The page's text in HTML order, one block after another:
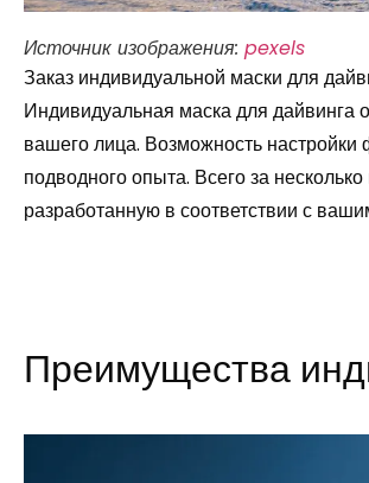
Источник изображения:pexels
Заказ индивидуальной маски для
Индивидуальная маска для дайвинга
вашего лица. Возможность
подводного опыта. Всего за
разработанную в соответствии с
Преимущества